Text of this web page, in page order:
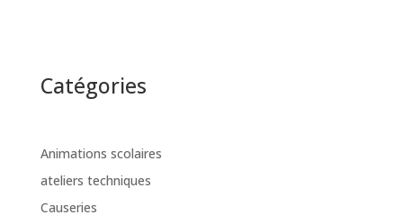
Catégories
Animations scolaires
ateliers techniques
Causeries